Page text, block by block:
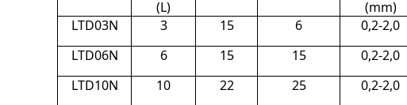
(L)
(mm)
LTD03N 3 15 6 0,2-2,0
LTD06N
6 15 15 0,2-2,0
LTD10N
10 22 25 0,2-2,0